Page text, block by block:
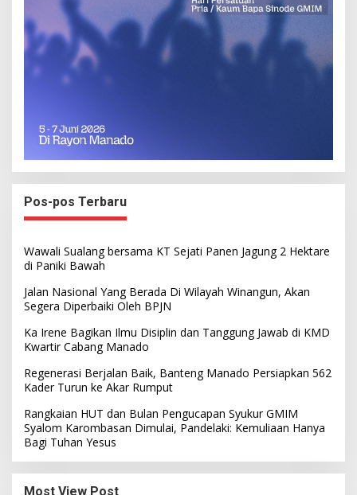
Pos-pos Terbaru
Wawali Sualang bersama KT Sejati Panen Jagung 2 Hektare
di Paniki Bawah
Jalan Nasional Yang Berada Di Wilayah Winangun, Akan
Segera Diperbaiki Oleh BPJN
Ka Irene Bagikan Ilmu Disiplin dan Tanggung Jawab di KMD
Kwartir Cabang Manado
Regenerasi Berjalan Baik, Banteng Manado Persiapkan 562
Kader Turun ke Akar Rumput
Rangkaian HUT dan Bulan Pengucapan Syukur GMIM
Syalom Karombasan Dimulai, Pandelaki: Kemuliaan Hanya
Bagi Tuhan Yesus
Most View Post